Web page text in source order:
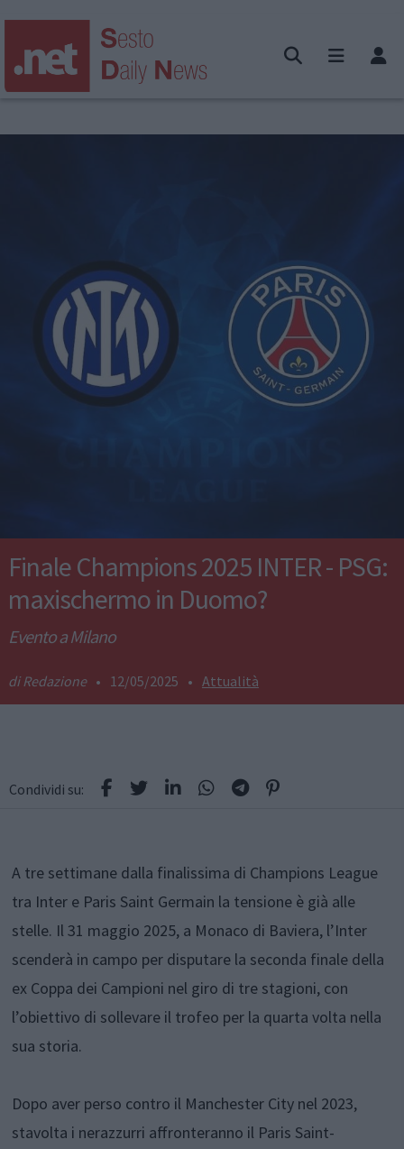
Finale Champions 2025 INTER - PSG:
maxischermo in Duomo?
Evento a Milano
Redazione • 12/05/2025 • Attualità
Condividi su:
A tre settimane dalla finalissima di Champions League
tra Inter e Paris Saint Germain la tensione è già alle
stelle. Il 31 maggio 2025, a Monaco di Baviera, l’Inter
scenderà in campo per disputare la seconda finale della
ex Coppa dei Campioni nel giro di tre stagioni, con
l’obiettivo di sollevare il trofeo per la quarta volta nella
sua storia.
Dopo aver perso contro il Manchester City nel 2023,
stavolta i nerazzurri affronteranno il Paris Saint-